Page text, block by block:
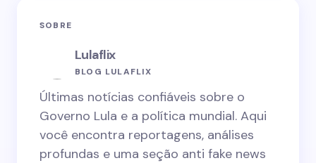
SOBRE
Lulaflix
BLOG LULAFLIX
Últimas notícias confiáveis sobre o
Governo Lula e a política mundial. Aqui
você encontra reportagens, análises
profundas e uma seção anti fake news